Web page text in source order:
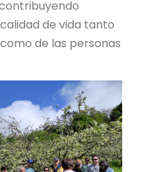
de vida tanto
de las personas